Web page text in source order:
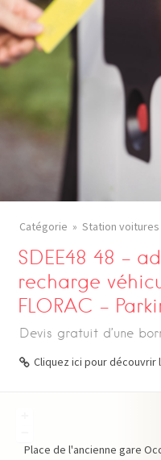
Catégorie Station
SDEE48 48 –
recharge
FLORAC –
Devis gratuit d’une
Cliquez ici pour découvrir
Place de l'ancienne gare